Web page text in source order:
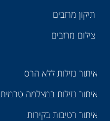
איתור נזילות ללא הרס
איתור נזילות במצלמה טרמית
איתור רטיבות בקירות
תיקון מרזבים
צילום מרזבים